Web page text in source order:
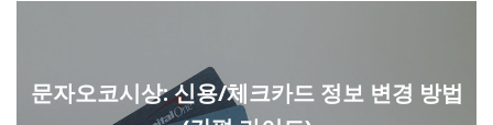
문자오코시상: 신용/체크카드 정보 변경 방법